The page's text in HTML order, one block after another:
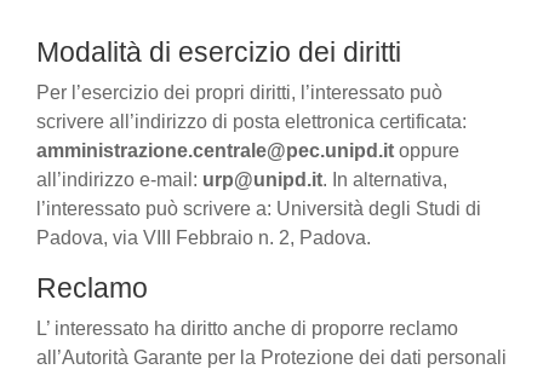
Modalità di esercizio dei diritti
Per l’esercizio dei propri diritti, l’interessato può
scrivere all’indirizzo di posta elettronica certificata:
amministrazione.centrale@pec.unipd.it oppure
all’indirizzo e-mail: urp@unipd.it. In alternativa,
l’interessato può scrivere a: Università degli Studi di
Padova, via VIII Febbraio n. 2, Padova.
Reclamo
L’ interessato ha diritto anche di proporre reclamo
all’Autorità Garante per la Protezione dei dati personali